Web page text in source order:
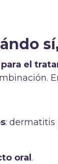
el
: dermatitis
oral.